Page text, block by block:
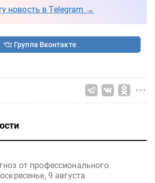
новость в Telegram →
Группа Вконтакте
от профессионального
9 августа